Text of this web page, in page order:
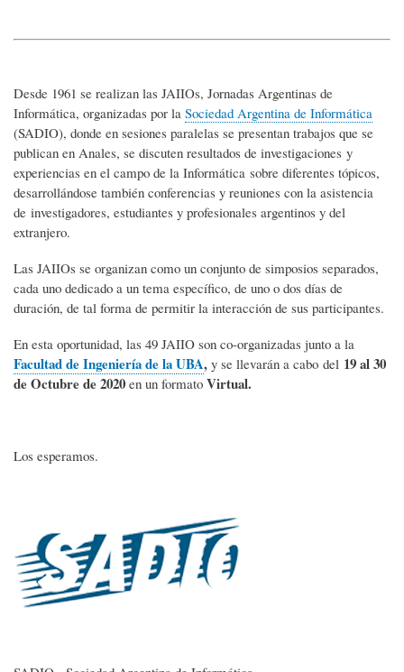
Desde 1961 se realizan las JAIIOs, Jornadas Argentinas de
Informática, organizadas por la Sociedad Argentina de Informática
(SADIO), donde en sesiones paralelas se presentan trabajos que se
publican en Anales, se discuten resultados de investigaciones y
experiencias en el campo de la Informática sobre diferentes tópicos,
desarrollándose también conferencias y reuniones con la asistencia
de investigadores, estudiantes y profesionales argentinos y del
extranjero.
Las JAIIOs se organizan como un conjunto de simposios separados,
cada uno dedicado a un tema específico, de uno o dos días de
duración, de tal forma de permitir la interacción de sus participantes.
En esta oportunidad, las 49 JAIIO son co-organizadas junto a la
Facultad de Ingeniería de la UBA, y se llevarán a cabo del 19al 30
de Octubre de 2020 en un formato Virtual.
Los esperamos.